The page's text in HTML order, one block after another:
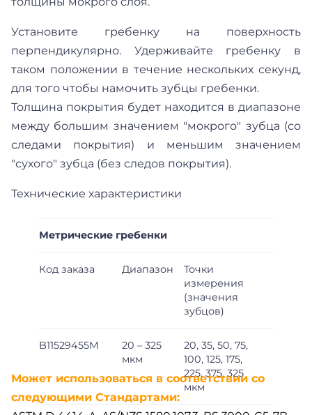
Установите гребенку на поверхность
перпендикулярно. Удерживайте гребенку в
таком положении в течение нескольких секунд,
для того чтобы намочить зубцы гребенки.
Толщина покрытия будет находится в диапазоне
между большим значением "мокрого" зубца (со
следами покрытия) и меньшим значением
"сухого" зубца (без следов покрытия).
Технические характеристики
Метрические гребенки
Код заказа Диапазон
Точки
измерения
(значения
зубцов)
B11529455M
20 – 325
мкм
20, 35, 50, 75,
100, 125, 175,
225, 375, 325
мкм
Может использоваться в соответствии со
следующими Стандартами: